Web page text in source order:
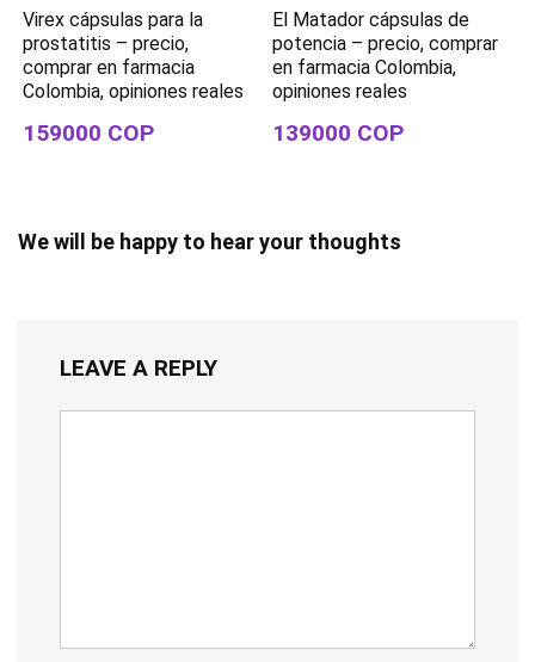
Virex cápsulas para la
prostatitis – precio,
comprar en farmacia
Colombia, opiniones reales
159000 COP
El Matador cápsulas de
potencia – precio, comprar
en farmacia Colombia,
opiniones reales
139000 COP
We will be happy to hear your thoughts
LEAVE A REPLY